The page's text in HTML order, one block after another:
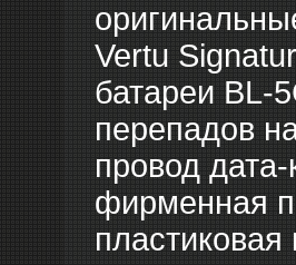
Vertu
батареи BL-
перепадов
провод
фирменная